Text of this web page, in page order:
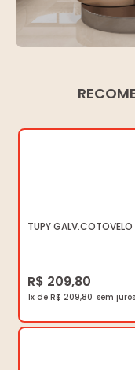
R$ 209,80
1x de R$ 209,80